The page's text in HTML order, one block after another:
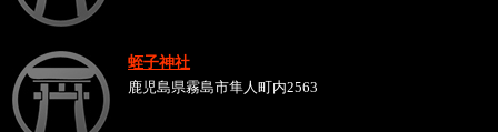
蛭子神社
鹿児島県霧島市隼人町内2563